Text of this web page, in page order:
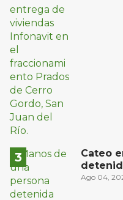
Cateo
un
Ago 04,